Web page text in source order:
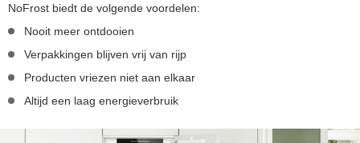
NoFrost biedt de volgende voordelen:
Nooit meer ontdooien
Verpakkingen blijven vrij van rijp
Producten vriezen niet aan elkaar
Altijd een laag energieverbruik